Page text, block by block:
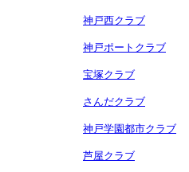
神戸西クラブ
神戸ポートクラブ
宝塚クラブ
さんだクラブ
神戸学園都市クラブ
芦屋クラブ